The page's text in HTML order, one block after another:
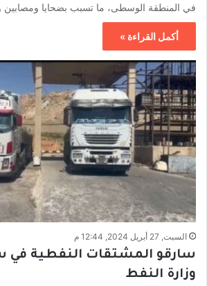
في المنطقة الوسطى، ما تسبب بضحايا ومصابين
أكمل القراءة »
السبت, 27 أبريل 2024, 12:44 م
سارقو المشتقات النفطية في
وزارة النفط